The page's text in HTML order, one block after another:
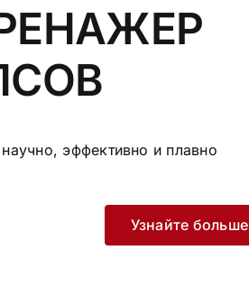
эффективно и плавно
Узнайте больше